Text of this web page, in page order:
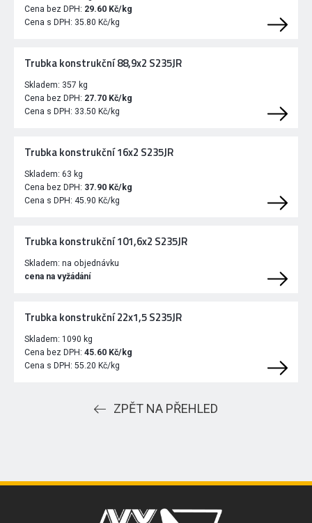
Cena bez DPH: 29.60 Kč/kg
Cena s DPH: 35.80 Kč/kg
Trubka konstrukční 88,9x2 S235JR
Skladem: 357 kg
Cena bez DPH: 27.70 Kč/kg
Cena s DPH: 33.50 Kč/kg
Trubka konstrukční 16x2 S235JR
Skladem: 63 kg
Cena bez DPH: 37.90 Kč/kg
Cena s DPH: 45.90 Kč/kg
Trubka konstrukční 101,6x2 S235JR
Skladem: na objednávku
cena na vyžádání
Trubka konstrukční 22x1,5 S235JR
Skladem: 1090 kg
Cena bez DPH: 45.60 Kč/kg
Cena s DPH: 55.20 Kč/kg
ZPĚT NA PŘEHLED